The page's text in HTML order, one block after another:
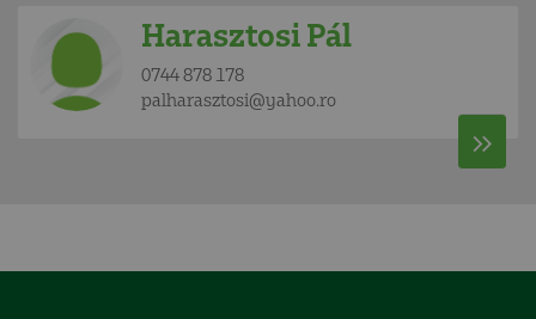
Harasztosi Pál
0744 878 178
palharasztosi@yahoo.ro